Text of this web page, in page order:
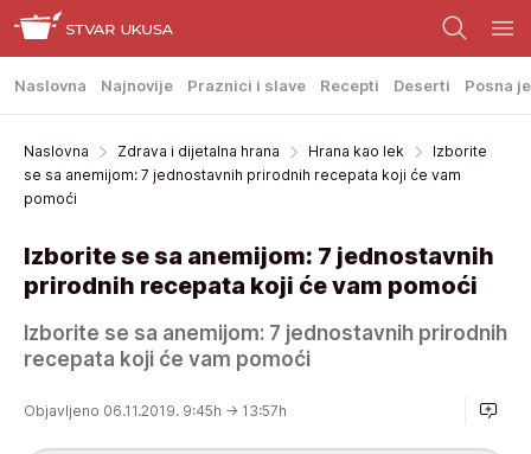
Naslovna Najnovije Praznici i slave Recepti Deserti Posna
Naslovna Zdrava i dijetalna hrana Hrana kao lek
Izborite
se sa anemijom: 7 jednostavnih prirodnih recepata koji će vam
pomoći
Izborite se sa anemijom: 7 jednostavnih
prirodnih recepata koji će vam pomoći
Izborite se sa anemijom: 7 jednostavnih prirodnih
recepata koji će vam pomoći
Objavljeno 06.11.2019. 9:45h → 13:57h